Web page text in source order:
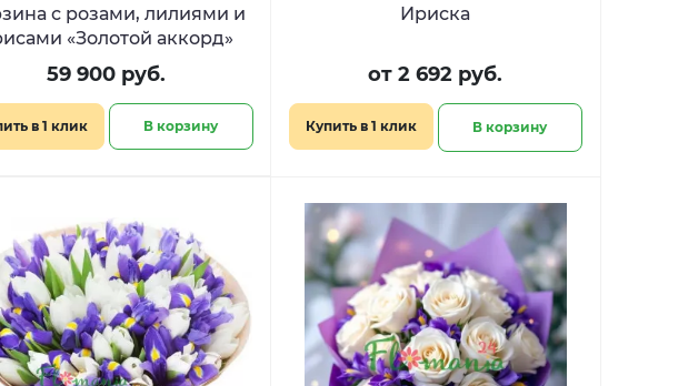
с розами, лилиями и
«Золотой аккорд»
59 900 руб.
в 1 клик В корзину
Ириска
от 2 692 руб.
Купить в 1 клик В корзину